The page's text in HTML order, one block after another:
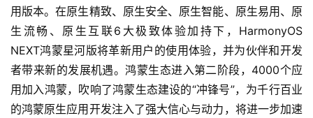
专
题
汽
车
·
用版本。在原生精致、原生安全、原生智能、原生易用、原
生流畅、原生互联6大极致体验加持下，HarmonyOS
NEXT鸿蒙星河版将革新用户的使用体验，并为伙伴和开发
者带来新的发展机遇。鸿蒙生态进入第二阶段，4000个应
用加入鸿蒙，吹响了鸿蒙生态建设的“冲锋号”，为千行百业
的鸿蒙原生应用开发注入了强大信心与动力，将进一步加速